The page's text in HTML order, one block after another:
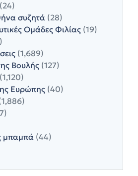
(24)
συζητά (28)
Ομάδες Φιλίας (19)
(1,689)
Βουλής (127)
(1,120)
Ευρώπης (40)
μπαμπά (44)